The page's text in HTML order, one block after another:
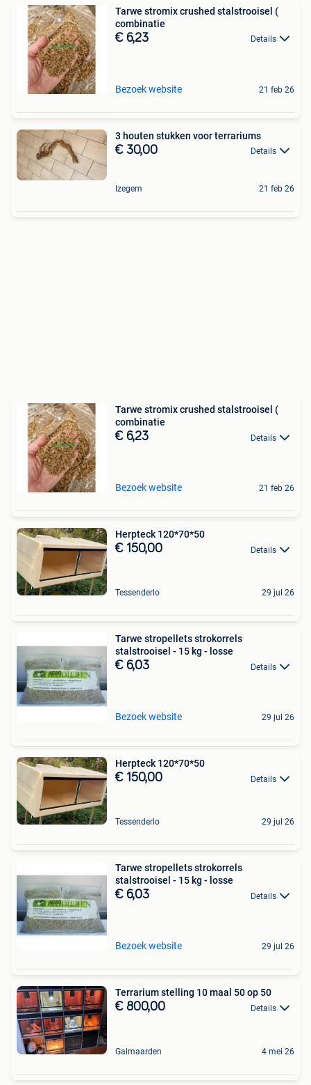
Tarwe stromix crushed stalstrooisel (
combinatie
€ 6,23 Details
Bezoek website 21 feb 26
3 houten stukken voor terrariums
€ 30,00 Details
Izegem 21 feb 26
Tarwe stromix crushed stalstrooisel (
combinatie
€ 6,23 Details
Bezoek website 21 feb 26
Herpteck 120*70*50
€ 150,00 Details
Tessenderlo 29 jul 26
Tarwe stropellets strokorrels
stalstrooisel - 15 kg - losse
€ 6,03 Details
Bezoek website 29 jul 26
Herpteck 120*70*50
€ 150,00 Details
Tessenderlo 29 jul 26
Tarwe stropellets strokorrels
stalstrooisel - 15 kg - losse
€ 6,03 Details
Bezoek website 29 jul 26
Terrarium stelling 10 maal 50 op 50
€ 800,00 Details
Galmaarden 4 mei 26